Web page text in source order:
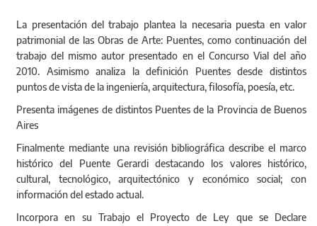
patrimonial de las Obras de Arte: Puentes, como continuación del
trabajo del mismo autor presentado en el Concurso Vial del año
2010. Asimismo analiza la definición Puentes desde distintos
puntos de vista de la ingeniería, arquitectura, filosofía, poesía, etc.
Presenta imágenes de distintos Puentes de la Provincia de Buenos
Aires
Finalmente mediante una revisión bibliográfica describe el marco
histórico del Puente Gerardi destacando los valores histórico,
cultural, tecnológico, arquitectónico y económico social; con
información del estado actual.
Incorpora en su Trabajo el Proyecto de Ley que se Declare
“PATRIMONIO ARQUITECTÓNICO Y CULTURAL DE LA